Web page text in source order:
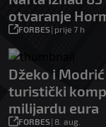
otvaranje
FORBES| prije 7 h
Džeko i
turistički
milijardu eura
FORBES| 8. aug.